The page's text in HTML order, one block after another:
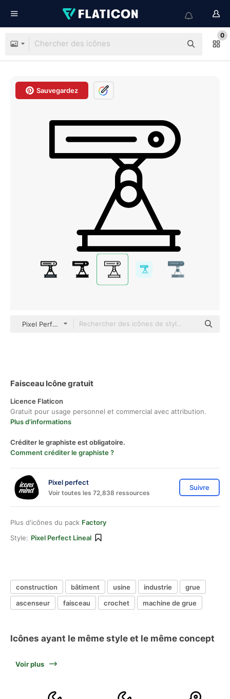
0
Sauvegardez
Pixel Perfect Lineal
Faisceau Icône gratuit
Licence Flaticon
Gratuit pour usage personnel et commercial avec attribution.
Plus d'informations
Créditer le graphiste est obligatoire.
Comment créditer le graphiste ?
Pixel perfect
Voir toutes les 72,838 ressources
Suivre
Plus d'icônes du pack Factory
Style: Pixel Perfect Lineal
construction bâtiment usine industrie
grue
ascenseur
faisceau crochet machine de grue
Icônes ayant le même style et le même concept
Voir plus